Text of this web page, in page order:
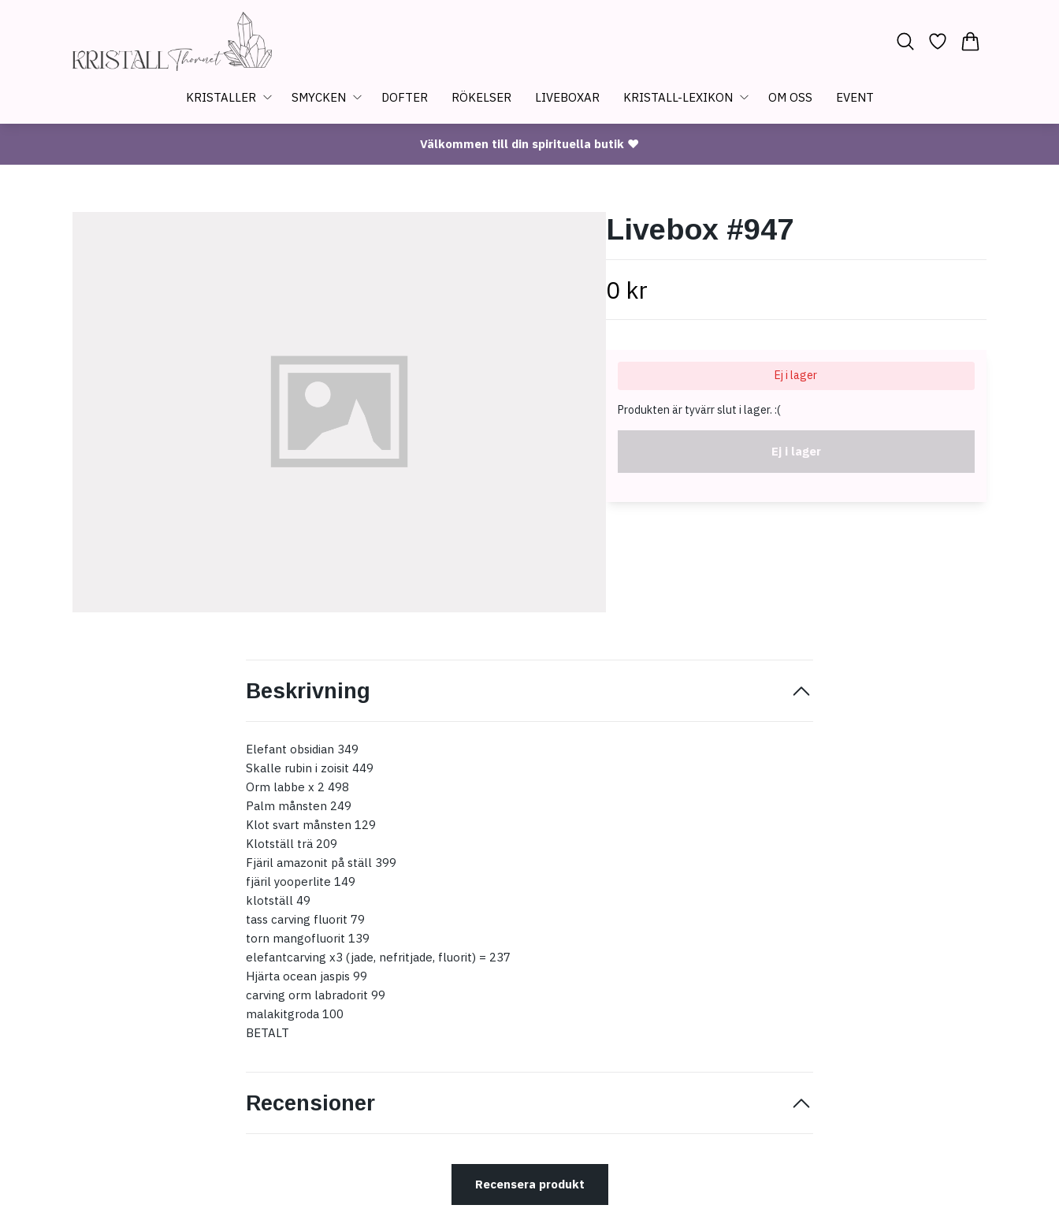
KRISTALLER SMYCKEN DOFTER RÖKELSER LIVEBOXAR KRISTALL-LEXIKON OM OSS EVENT
Välkommen till din spirituella butik ♥
Livebox #947
0 kr
Ej i lager
Produkten är tyvärr slut i lager. :(
Ej i lager
Beskrivning
Elefant obsidian 349
Skalle rubin i zoisit 449
Orm labbe x 2 498
Palm månsten 249
Klot svart månsten 129
Klotställ trä 209
Fjäril amazonit på ställ 399
fjäril yooperlite 149
klotställ 49
tass carving fluorit 79
torn mangofluorit 139
elefantcarving x3 (jade, nefritjade, fluorit) = 237
Hjärta ocean jaspis 99
carving orm labradorit 99
malakitgroda 100
BETALT
Recensioner
Recensera produkt